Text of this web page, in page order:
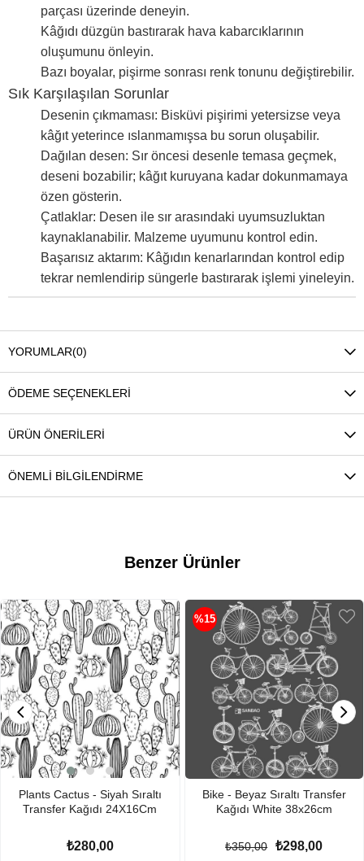
parçası üzerinde deneyin.
Kâğıdı düzgün bastırarak hava kabarcıklarının
oluşumunu önleyin.
Bazı boyalar, pişirme sonrası renk tonunu değiştirebilir.
Sık Karşılaşılan Sorunlar
Desenin çıkmaması: Bisküvi pişirimi yetersizse veya
kâğıt yeterince ıslanmamışsa bu sorun oluşabilir.
Dağılan desen: Sır öncesi desenle temasa geçmek,
deseni bozabilir; kâğıt kuruyana kadar dokunmamaya
özen gösterin.
Çatlaklar: Desen ile sır arasındaki uyumsuzluktan
kaynaklanabilir. Malzeme uyumunu kontrol edin.
Başarısız aktarım: Kâğıdın kenarlarından kontrol edip
tekrar nemlendirip süngerle bastırarak işlemi yineleyin.
YORUMLAR(0)
ÖDEME SEÇENEKLERI
ÜRÜN ÖNERILERI
ÖNEMLI BILGILENDIRME
Benzer Ürünler
Plants Cactus - Siyah Sıraltı
Transfer Kağıdı 24X16Cm
₺280,00
Bike - Beyaz Sıraltı Transfer
Kağıdı White 38x26cm
₺298,00
₺350,00
%15